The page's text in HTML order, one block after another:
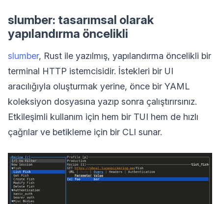
slumber: tasarımsal olarak
yapılandırma öncelikli
slumber, Rust ile yazılmış, yapılandırma öncelikli bir
terminal HTTP istemcisidir. İstekleri bir UI
aracılığıyla oluşturmak yerine, önce bir YAML
koleksiyon dosyasına yazıp sonra çalıştırırsınız.
Etkileşimli kullanım için hem bir TUI hem de hızlı
çağrılar ve betikleme için bir CLI sunar.